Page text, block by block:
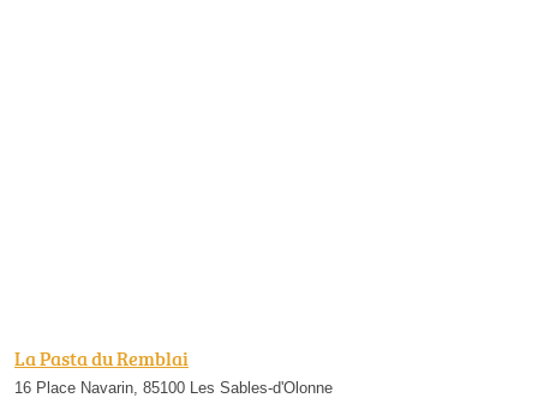
La Pasta du Remblai
16 Place Navarin, 85100 Les Sables-d'Olonne